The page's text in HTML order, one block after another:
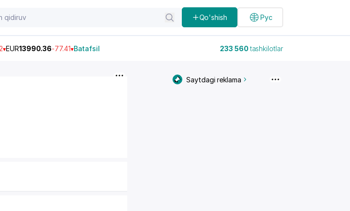
Qo'shish Рус
EUR13990.36-77.41 Batafsil 233 560tashkilotlar
Saytdagi reklama